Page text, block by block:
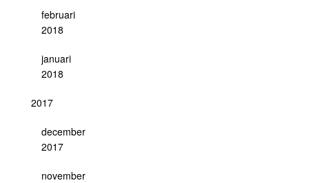
februari
2018
januari
2018
2017
december
2017
november